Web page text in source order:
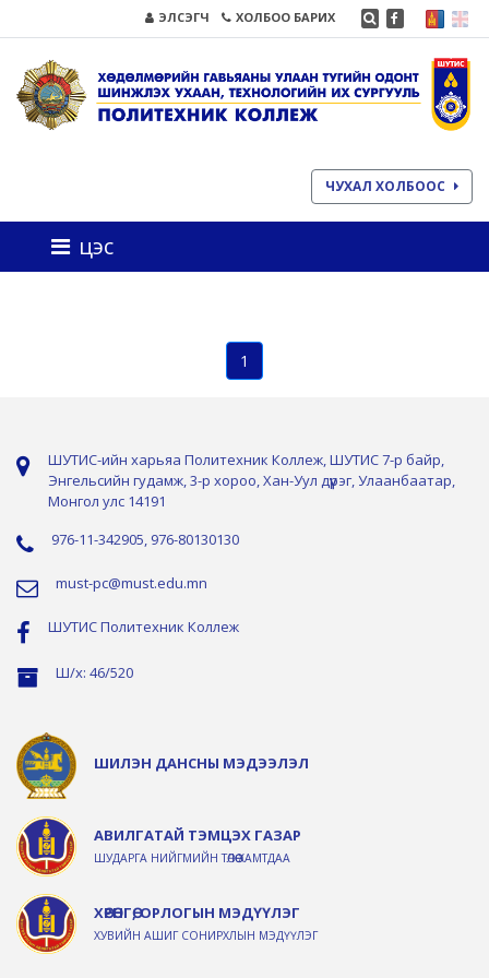
ЭЛСЭГЧ ХОЛБОО БАРИХ
ЧУХАЛ ХОЛБООС
цэс
1
ШУТИС-ийн харьяа Политехник Коллеж, ШУТИС 7-р байр,
Энгельсийн гудамж, 3-р хороо, Хан-Уул дүүрэг, Улаанбаатар,
Монгол улс 14191
976-11-342905, 976-80130130
must-pc@must.edu.mn
ШУТИС Политехник Коллеж
Ш/х: 46/520
ШИЛЭН ДАНСНЫ МЭДЭЭЛЭЛ
АВИЛГАТАЙ ТЭМЦЭХ ГАЗАР
ШУДАРГА НИЙГМИЙН ТӨЛӨӨ ХАМТДАА
ХӨРӨНГӨ, ОРЛОГЫН МЭДҮҮЛЭГ
ХУВИЙН АШИГ СОНИРХЛЫН МЭДҮҮЛЭГ